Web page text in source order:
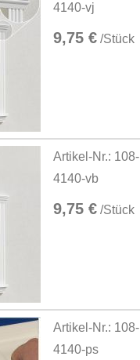
4140-vj
9,75 € /Stück
Artikel-Nr.: 108-
4140-vb
9,75 € /Stück
Artikel-Nr.: 108-
4140-ps